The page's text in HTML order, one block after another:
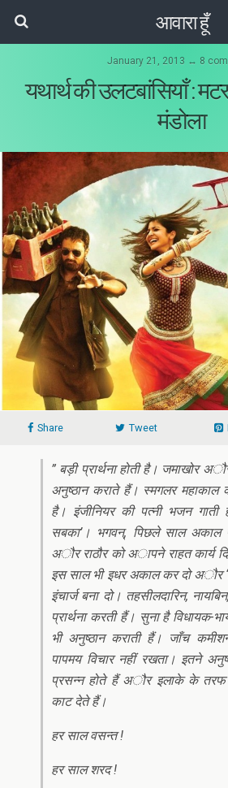
आवारा हूँ
January 21, 2013 ↔ 8
यथार्थ की उलटबांसियाँ :
मंडोला
Share Tweet
” बड़ी प्रार्थना होती है। जमाखोर
अनुष्ठान कराते हैं। स्मगलर महाकाल
है। इंजीनियर की पत्नी भजन गाती
सबका’। भगवन्‌, पिछले साल अकाल
अौर राठौर को अापने राहत कार्य
इस साल भी इधर अकाल कर दो अौर
इंचार्ज बना दो। तहसीलदारिन,
प्रार्थना करती हैं। सुना है विधायक-
भी अनुष्ठान कराती हैं। जाँच
पापमय विचार नहीं रखता। इतने
प्रसन्न होते हैं अौर इलाके के
काट देते हैं।
हर साल वसन्त !
हर साल शरद !